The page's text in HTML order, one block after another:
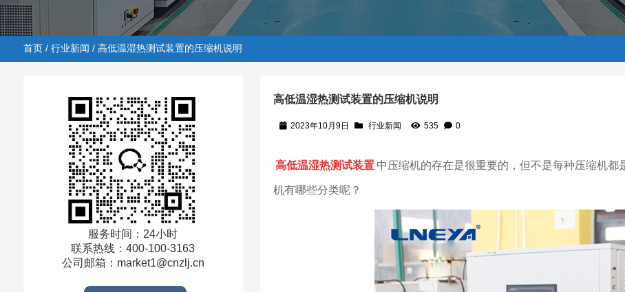
行业新闻/ 高低温湿热测试装置的压缩机说明
首页/ 行业新闻 / 高低温湿热测试装置的压缩机说明
高低温湿热测试装置的压缩机说明
2023年10月9日 行业新闻 535 0
高低温湿热测试装置 中压缩机的存在是很重要的，但不是每种压缩机
机有哪些分类呢？
服务时间：24小时
联系热线：400-100-3163
公司邮箱：market1@cnzlj.cn